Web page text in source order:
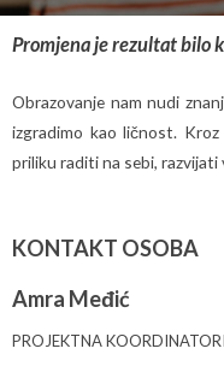
Promjena je rezultat bilo
Obrazovanje nam nudi
izgradimo kao ličnost.
priliku raditi na sebi,
KONTAKT OSOBA
Amra Međić
PROJEKTNA